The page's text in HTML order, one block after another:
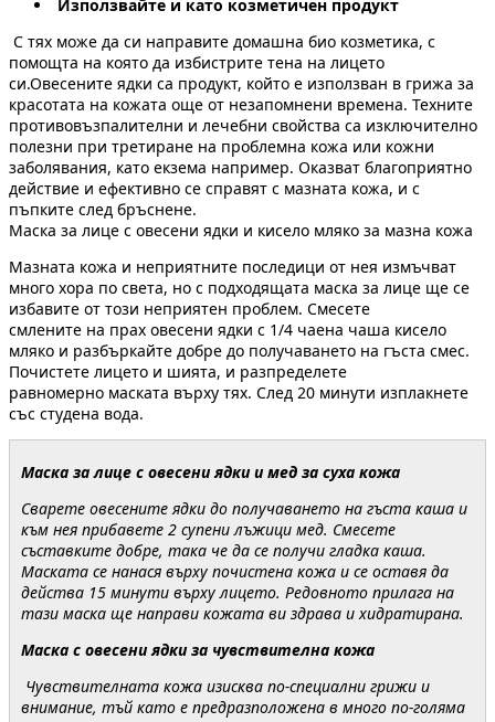
Използвайте и като козметичен продукт
С тях може да си направите домашна био козметика, с
помощта на която да избистрите тена на лицето
си.Овесените ядки са продукт, който е използван в грижа за
красотата на кожата още от незапомнени времена. Техните
противовъзпалителни и лечебни свойства са изключително
полезни при третиране на проблемна кожа или кожни
заболявания, като екзема например. Оказват благоприятно
действие и ефективно се справят с мазната кожа, и с
пъпките след бръснене.
Маска за лице с овесени ядки и кисело мляко за мазна кожа
Мазната кожа и неприятните последици от нея измъчват
много хора по света, но с подходящата маска за лице ще се
избавите от този неприятен проблем. Смесете
смлените на прах овесени ядки с 1/4 чаена чаша кисело
мляко и разбъркайте добре до получаването на гъста смес.
Почистете лицето и шията, и разпределете
равномерно маската върху тях. След 20 минути изплакнете
със студена вода.
Маска за лице с овесени ядки и мед за суха кожа
Сварете овесените ядки до получаването на гъста каша и
към нея прибавете 2 супени лъжици мед. Смесете
съставките добре, така че да се получи гладка каша.
Маската се нанася върху почистена кожа и се оставя да
действа 15 минути върху лицето. Редовното прилага на
тази маска ще направи кожата ви здрава и хидратирана.
Маска с овесени ядки за чувствителна кожа
Чувствителната кожа изисква по-специални грижи и
внимание, тъй като е предразположена в много по-голяма